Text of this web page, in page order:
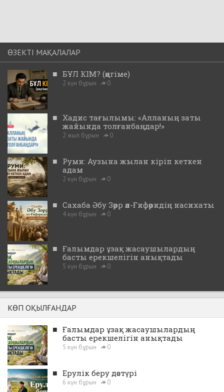
ӨЗЕКТІ МАҚАЛАЛАР
■ БҰЛ КІМ? (әңгіме)
2 күн бұрын 0
■ Хадис тағылымы: «Алланың заты
жайында толғанбаңдар!»
2 жыл бұрын 0
■ Руми: Аузына жылан кіріп кеткен
адам
2 күн бұрын 0
■ Сахаба Әбу Зәрр әл-Ғифәридің насихаты
4 күн бұрын 0
■ Ғалымдар ұзақ жасаушылардың
басты ерекшелігін анықтады
5 күн бұрын 0
КӨП ОҚЫЛҒАНДАР
■ Ғалымдар ұзақ жасаушылардың
басты ерекшелігін анықтады
5 күн бұрын 0
■ Ерулік беру дәстүрі
6 күн бұрын 0